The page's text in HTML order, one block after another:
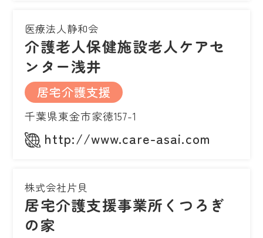
医療法人静和会
介護老人保健施設老人ケアセ
ンター浅井
居宅介護支援
千葉県東金市家徳157-1
http://www.care-asai.com
株式会社片貝
居宅介護支援事業所くつろぎ
の家